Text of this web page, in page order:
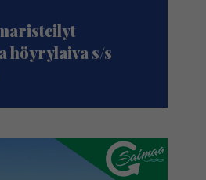
höyrylaiva s/s